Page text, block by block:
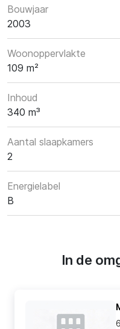
Bouwjaar
2003
Woonoppervlakte
109 m²
Inhoud
340 m³
Aantal slaapkamers
2
Energielabel
B
In de